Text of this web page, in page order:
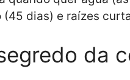
dias) e raízes
da